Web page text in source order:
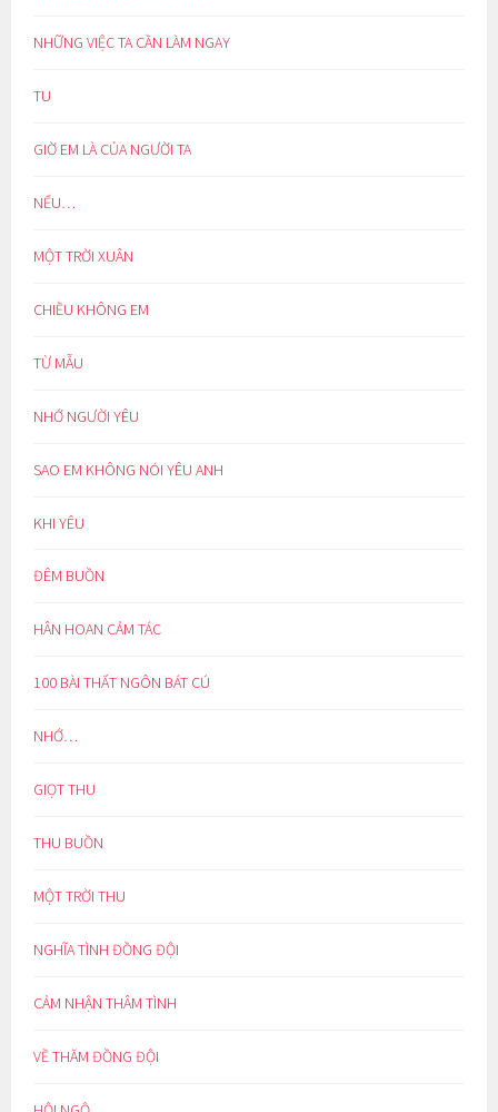
NHỮNG VIỆC TA CẦN LÀM NGAY
TU
GIỜ EM LÀ CỦA NGƯỜI TA
NẾU…
MỘT TRỜI XUÂN
CHIỀU KHÔNG EM
TỪ MẪU
NHỚ NGƯỜI YÊU
SAO EM KHÔNG NÓI YÊU ANH
KHI YÊU
ĐÊM BUỒN
HÂN HOAN CẢM TÁC
100 BÀI THẤT NGÔN BÁT CÚ
NHỚ…
GIỌT THU
THU BUỒN
MỘT TRỜI THU
NGHĨA TÌNH ĐỒNG ĐỘI
CẢM NHẬN THÂM TÌNH
VỀ THĂM ĐỒNG ĐỘI